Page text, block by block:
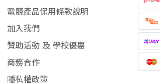
電競產品保用條款說明
加入我們
贊助活動 及 學校優惠
商務合作
隱私權政策